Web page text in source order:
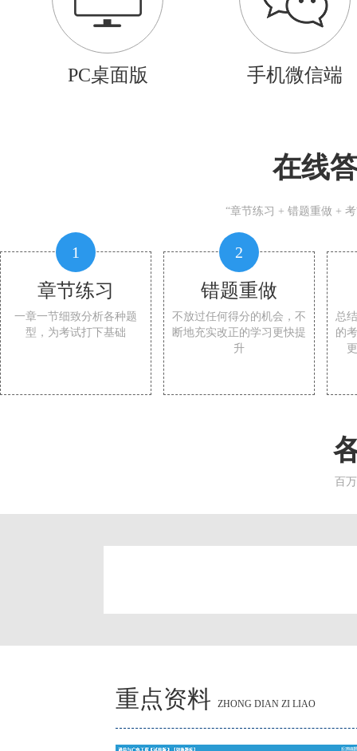
PC桌面版 手机微信端
在线
“章节练习 + 错题重做 +
1
章节练习
一章一节细致分析各种题
型，为考试打下基础
2
错题重做
不放过任何得分的机会，不
断地充实改正的学习更快提
升
总
的
百
重点资料 ZHONG DIAN ZI LIAO